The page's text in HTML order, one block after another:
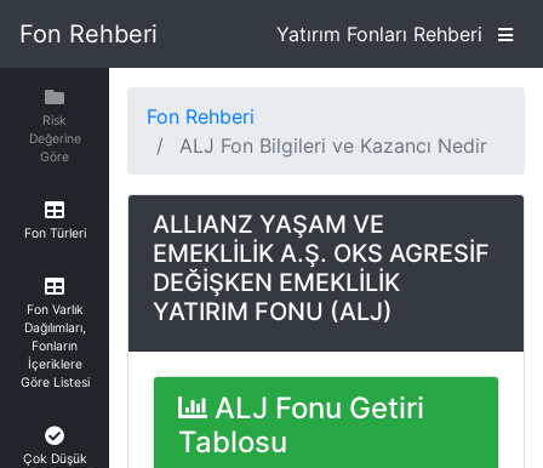
Fon Rehberi Yatırım Fonları Rehberi
Risk
Değerine
Göre
Fon Türleri
Fon Varlık
Dağılımları,
Fonların
İçeriklere
Göre Listesi
Çok Düşük
Fon Rehberi
ALJ Fon Bilgileri ve Kazancı Nedir
ALLIANZ YAŞAM VE
EMEKLİLİK A.Ş. OKS AGRESİF
DEĞİŞKEN EMEKLİLİK
YATIRIM FONU (ALJ)
ALJ Fonu Getiri
Tablosu